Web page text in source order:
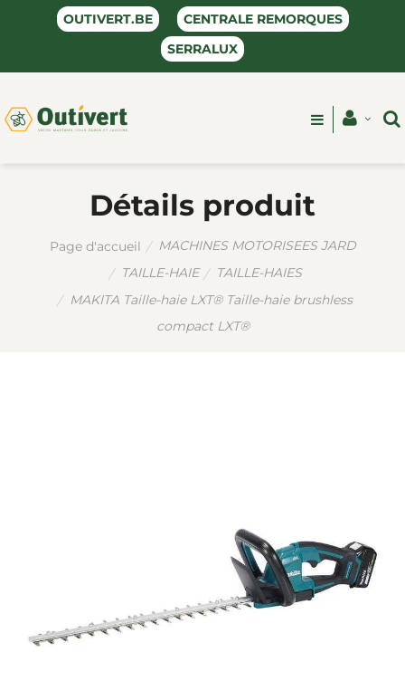
OUTIVERT.BE
CENTRALE REMORQUES
SERRALUX
Détails produit
Page d'accueil
MACHINES MOTORISEES JARD
TAILLE-HAIE
TAILLE-HAIES
MAKITA Taille-haie LXT® Taille-haie brushless
compact LXT®